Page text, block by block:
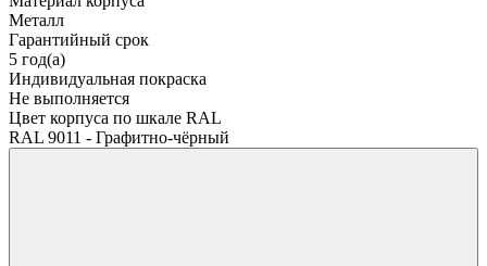
Металл
Гарантийный срок
5 год(а)
Индивидуальная покраска
Не выполняется
Цвет корпуса по шкале RAL
RAL 9011 - Графитно-чёрный